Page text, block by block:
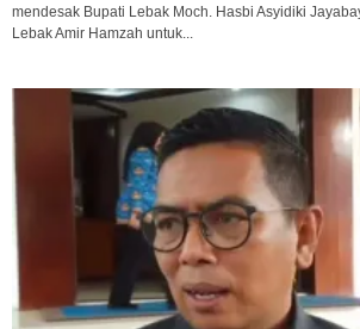
mendesak Bupati Lebak Moch. Hasbi Asyidiki
Lebak Amir Hamzah untuk...